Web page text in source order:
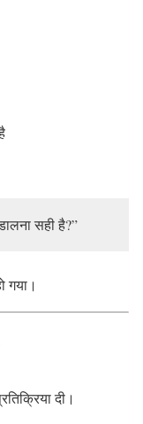
सही है?”
गया।
दी।